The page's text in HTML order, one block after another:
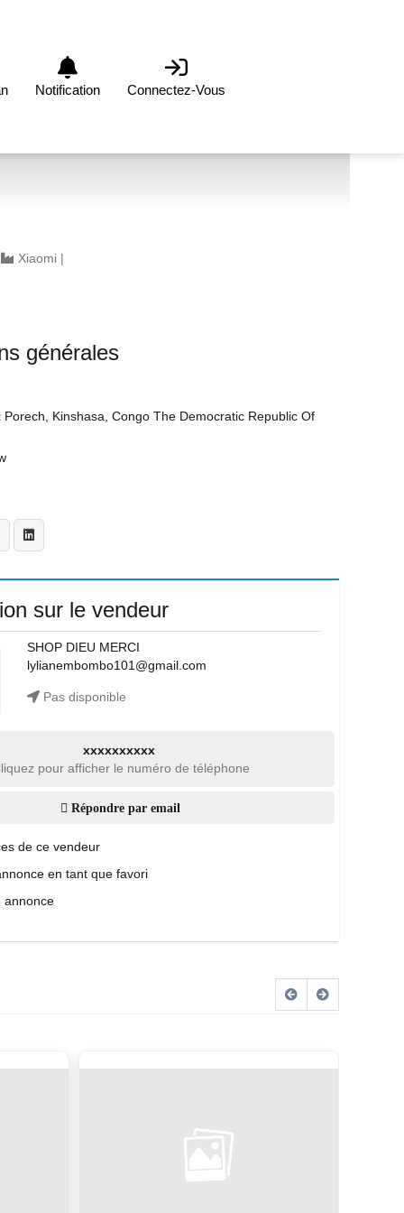
Notification Connectez-Vous
Xiaomi |
générales
Porech, Kinshasa, Congo The Democratic Republic Of
sur le vendeur
SHOP DIEU MERCI
lylianembombo101@gmail.com
Pas disponible
xxxxxxxxxx
pour afficher le numéro de téléphone
Répondre par email
de ce vendeur
en tant que favori
annonce